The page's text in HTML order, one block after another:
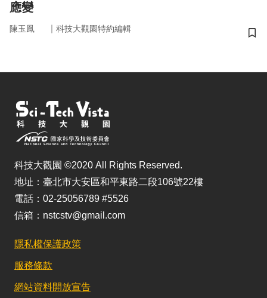
應變
陳玉鳳 ｜ 科技大觀園特約編輯
儲
科技大觀園 ©2020 All Rights Reserved.
地址：臺北市大安區和平東路二段106號22樓
電話：02-25056789 #5526
信箱：nstcstv@gmail.com
隱私權保護政策
服務條款
網站資料開放宣告